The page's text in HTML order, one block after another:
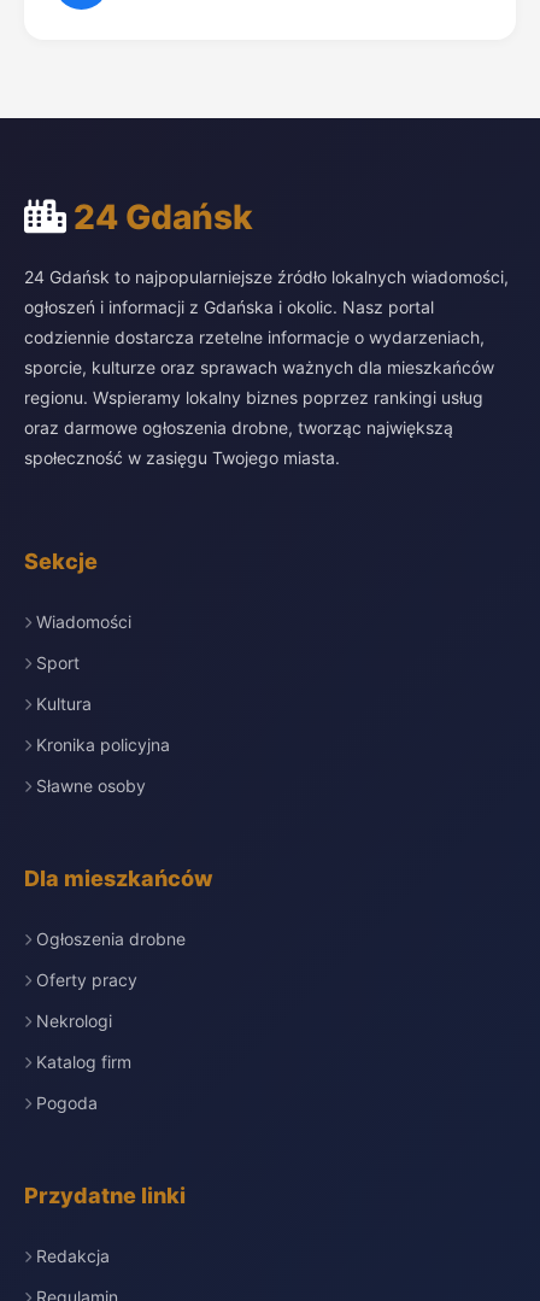
24 Gdańsk
24 Gdańsk to najpopularniejsze źródło lokalnych wiadomości,
ogłoszeń i informacji z Gdańska i okolic. Nasz portal
codziennie dostarcza rzetelne informacje o wydarzeniach,
sporcie, kulturze oraz sprawach ważnych dla mieszkańców
regionu. Wspieramy lokalny biznes poprzez rankingi usług
oraz darmowe ogłoszenia drobne, tworząc największą
społeczność w zasięgu Twojego miasta.
Sekcje
Wiadomości
Sport
Kultura
Kronika policyjna
Sławne osoby
Dla mieszkańców
Ogłoszenia drobne
Oferty pracy
Nekrologi
Katalog firm
Pogoda
Przydatne linki
Redakcja
Regulamin